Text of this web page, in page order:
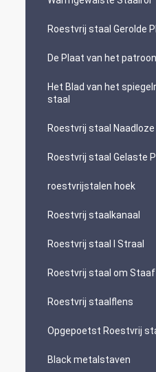
Roestvrij staal Gerolde
De Plaat van het
Het Blad van het
staal
Roestvrij staal Naadloze
Roestvrij staal Gelaste
roestvrijstalen hoek
Roestvrij staalkanaal
Roestvrij staal I Straal
Roestvrij staal om Staaf
Roestvrij staalflens
Opgepoetst Roestvrij
Black metalstaven